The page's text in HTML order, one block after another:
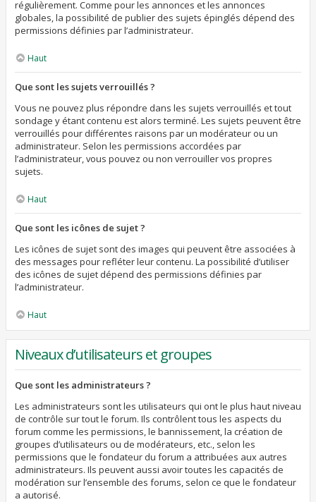
régulièrement. Comme pour les annonces et les annonces
globales, la possibilité de publier des sujets épinglés dépend des
permissions définies par l’administrateur.
Haut
Que sont les sujets verrouillés ?
Vous ne pouvez plus répondre dans les sujets verrouillés et tout
sondage y étant contenu est alors terminé. Les sujets peuvent être
verrouillés pour différentes raisons par un modérateur ou un
administrateur. Selon les permissions accordées par
l’administrateur, vous pouvez ou non verrouiller vos propres
sujets.
Haut
Que sont les icônes de sujet ?
Les icônes de sujet sont des images qui peuvent être associées à
des messages pour refléter leur contenu. La possibilité d’utiliser
des icônes de sujet dépend des permissions définies par
l’administrateur.
Haut
Niveaux d’utilisateurs et groupes
Que sont les administrateurs ?
Les administrateurs sont les utilisateurs qui ont le plus haut niveau
de contrôle sur tout le forum. Ils contrôlent tous les aspects du
forum comme les permissions, le bannissement, la création de
groupes d’utilisateurs ou de modérateurs, etc., selon les
permissions que le fondateur du forum a attribuées aux autres
administrateurs. Ils peuvent aussi avoir toutes les capacités de
modération sur l’ensemble des forums, selon ce que le fondateur
a autorisé.